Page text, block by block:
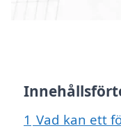
1 Vad kan ett